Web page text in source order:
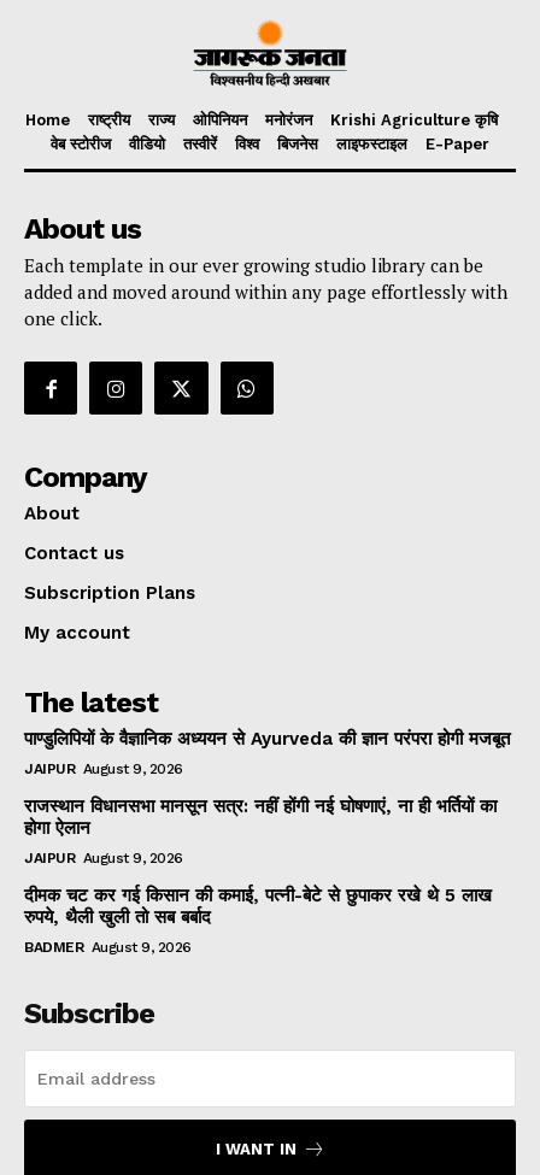
Home राष्ट्रीय राज्य ओपिनियन मनोरंजन
Krishi Agriculture कृषि
वेब स्टोरीज
वीडियो तस्वीरें विश्व बिजनेस लाइफस्टाइल E-Paper
About us
Each template in our ever growing studio library can be
added and moved around within any page effortlessly with
one click.
Company
About
Contact us
Subscription Plans
My account
The latest
पाण्डुलिपियों के वैज्ञानिक अध्ययन से Ayurveda की ज्ञान परंपरा होगी मजबूत
JAIPUR August 9, 2026
राजस्थान विधानसभा मानसून सत्र: नहीं होंगी नई घोषणाएं, ना ही भर्तियों का
होगा ऐलान
JAIPUR August 9, 2026
दीमक चट कर गई किसान की कमाई, पत्नी-बेटे से छुपाकर रखे थे 5 लाख
रुपये, थैली खुली तो सब बर्बाद
BADMER August 9, 2026
Subscribe
I WANT IN